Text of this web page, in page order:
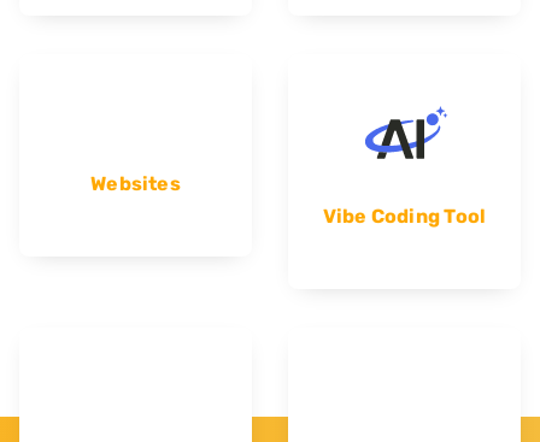
Websites
Vibe Coding Tool